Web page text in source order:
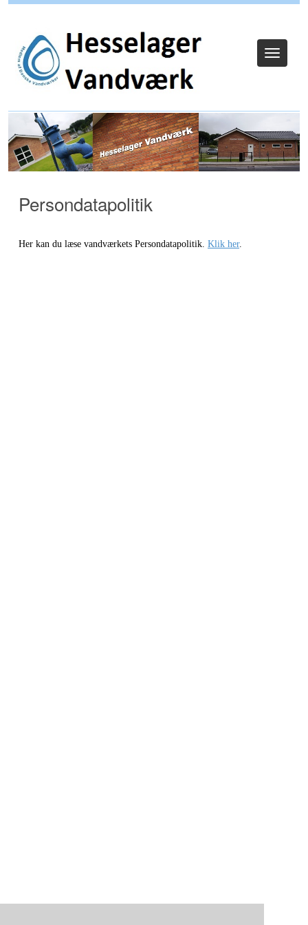
Toggle
Persondatapolitik
Her kan du læse vandværkets Persondatapolitik. Klik her.